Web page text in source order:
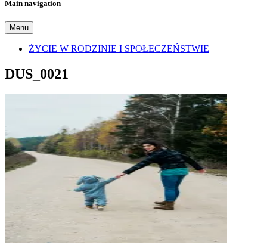
Main navigation
Menu
ŻYCIE W RODZINIE I SPOŁECZEŃSTWIE
DUS_0021